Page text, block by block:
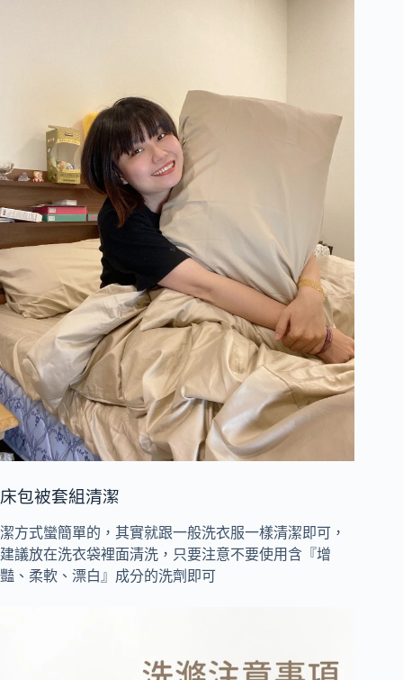
床包被套組清潔
潔方式蠻簡單的，其實就跟一般洗衣服一樣清潔即可，
建議放在洗衣袋裡面清洗，只要注意不要使用含『增
豔、柔軟、漂白』成分的洗劑即可